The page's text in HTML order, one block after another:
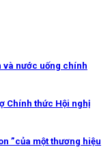
và nước uống chính
Chính thức Hội nghị
”của một thương hiệu